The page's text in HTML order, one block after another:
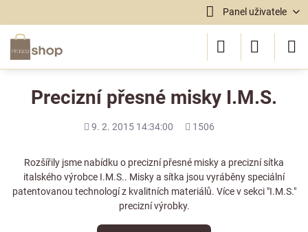
Panel uživatele
Precizní přesné misky I.M.S.
Přidáno
9. 2. 2015 14:34:00
Počet
1506
Rozšířily jsme nabídku o precizní přesné misky a precizní sítka
italského výrobce I.M.S.. Misky a sítka jsou vyráběny speciální
patentovanou technologí z kvalitních materiálů. Více v sekci "I.M.S."
precizní výrobky.